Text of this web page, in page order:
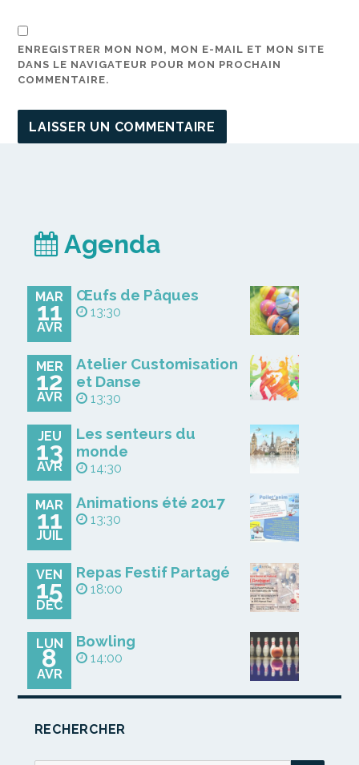
ENREGISTRER MON NOM, MON E-MAIL ET MON SITE
DANS LE NAVIGATEUR POUR MON PROCHAIN
COMMENTAIRE.
Agenda
MAR
11
AVR
Œufs de Pâques
13:30
MER
12
AVR
Atelier Customisation
et Danse
13:30
JEU
13
AVR
Les senteurs du
monde
14:30
MAR
11
JUIL
Animations été 2017
13:30
VEN
15
DÉC
Repas Festif Partagé
18:00
LUN
8
AVR
Bowling
14:00
RECHERCHER